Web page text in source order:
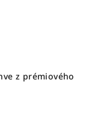
z prémiového